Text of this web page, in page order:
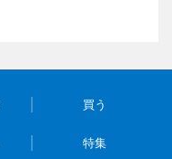
買う
特集